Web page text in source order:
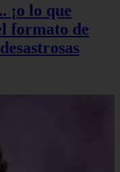
¡o lo que
formato de